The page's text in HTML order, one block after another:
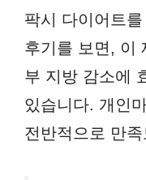
팍시 다이어트
후기를 보면, 이
부 지방 감소에
있습니다. 개인
전반적으로 만